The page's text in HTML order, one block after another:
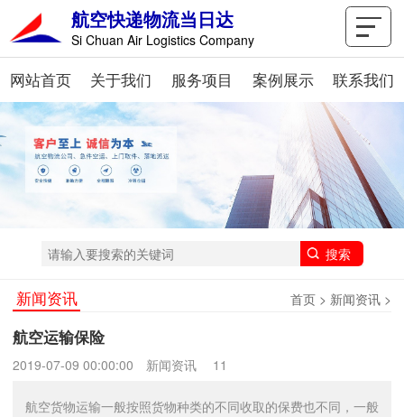
航空快递物流当日达
Si Chuan Air Logistics Company
网站首页 关于我们 服务项目 案例展示 联系我们
新闻资讯 首页 > 新闻资讯 >
航空运输保险
2019-07-09 00:00:00 新闻资讯 11
航空货物运输一般按照货物种类的不同收取的保费也不同，一般